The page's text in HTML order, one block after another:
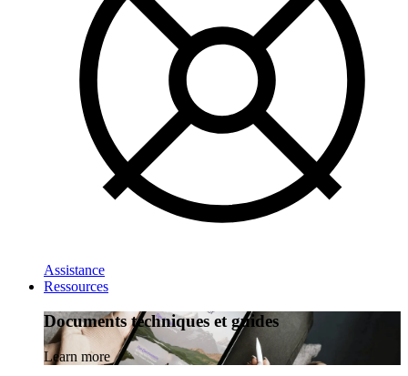
Assistance
Ressources
Documents techniques et guides
Learn more